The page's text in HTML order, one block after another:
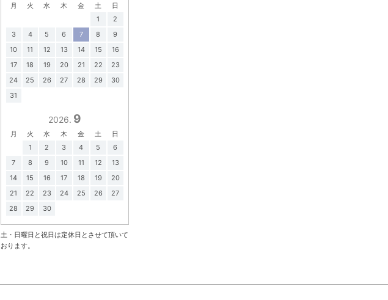
月 火 水 木 金 土
日
1
2
3
4 5 6 7 8
9
10
11 12 13 14 15
16
17
18 19 20 21 22
23
24
25 26 27 28 29
30
31
2026. 9
月 火 水 木 金 土
日
1
2 3 4 5
6
7
8 9 10 11 12
13
14
15 16 17 18 19
20
21
22 23 24 25 26
27
28
29 30
土・日曜日と祝日は定休日とさせて頂いて
おります。